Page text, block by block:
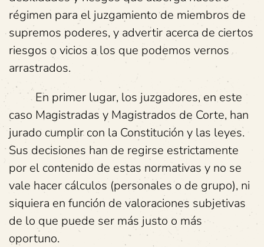
régimen para el juzgamiento de miembros de
supremos poderes, y advertir acerca de ciertos
riesgos o vicios a los que podemos vernos
arrastrados.
En primer lugar, los juzgadores, en este
caso Magistradas y Magistrados de Corte, han
jurado cumplir con la Constitución y las leyes.
Sus decisiones han de regirse estrictamente
por el contenido de estas normativas y no se
vale hacer cálculos (personales o de grupo), ni
siquiera en función de valoraciones subjetivas
de lo que puede ser más justo o más
oportuno.